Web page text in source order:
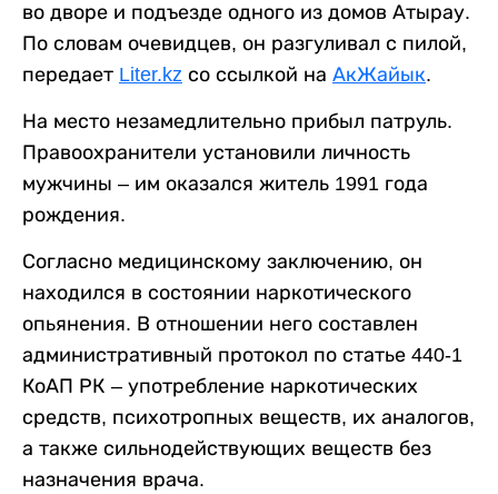
во дворе и подъезде одного из домов Атырау.
По словам очевидцев, он разгуливал с пилой,
передает Liter.kz со ссылкой на АкЖайык.
На место незамедлительно прибыл патруль.
Правоохранители установили личность
мужчины – им оказался житель 1991 года
рождения.
Согласно медицинскому заключению, он
находился в состоянии наркотического
опьянения. В отношении него составлен
административный протокол по статье 440-1
КоАП РК – употребление наркотических
средств, психотропных веществ, их аналогов,
а также сильнодействующих веществ без
назначения врача.